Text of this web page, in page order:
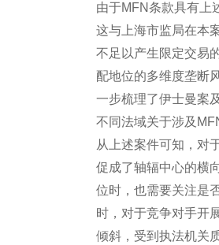
由于MFN条款具有上
这与上海市监局在本
不足以产生限定交易
配地位的多维度垄断
一步梳理了伊士曼案
不同法域关于涉及
从上述案件可知，对
促成了轴辐中心的横
位时，也需要关注是
时，对于竞争对手开
倾斜，受到执法机关